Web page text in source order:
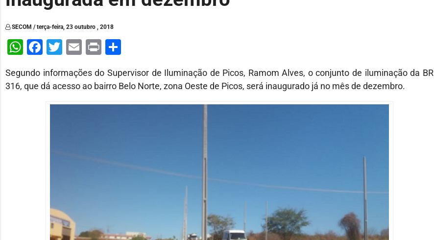
SECOM / terça-feira, 23 outubro , 2018
WhatsApp
Facebook
Twitter
Email
Print
Segundo informações do Supervisor de Iluminação de Picos, Ramom Alves, o conjunto de iluminação da BR
316, que dá acesso ao bairro Belo Norte, zona Oeste de Picos, será inaugurado já no mês de dezembro.